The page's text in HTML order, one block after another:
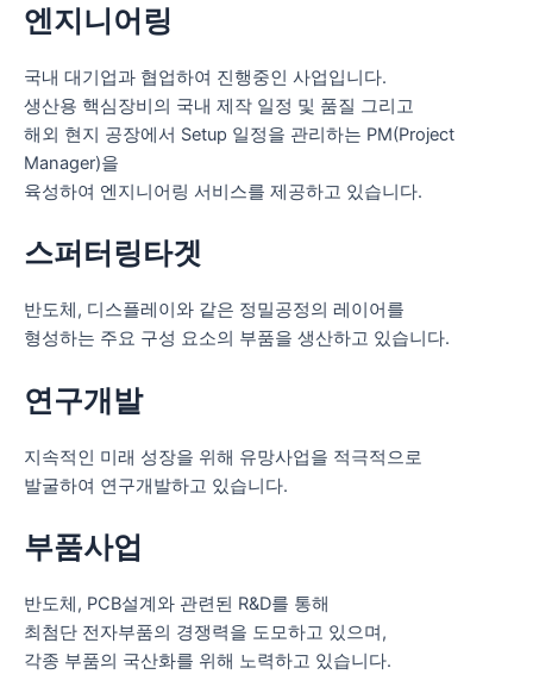
엔지니어링
국내 대기업과 협업하여 진행중인 사업입니다.
생산용 핵심장비의 국내 제작 일정 및 품질 그리고
해외 현지 공장에서 Setup 일정을 관리하는 PM(Project
Manager)을
육성하여 엔지니어링 서비스를 제공하고 있습니다.
스퍼터링타겟
반도체, 디스플레이와 같은 정밀공정의 레이어를
형성하는 주요 구성 요소의 부품을 생산하고 있습니다.
연구개발
지속적인 미래 성장을 위해 유망사업을 적극적으로
발굴하여 연구개발하고 있습니다.
부품사업
반도체, PCB설계와 관련된 R&D를 통해
최첨단 전자부품의 경쟁력을 도모하고 있으며,
각종 부품의 국산화를 위해 노력하고 있습니다.